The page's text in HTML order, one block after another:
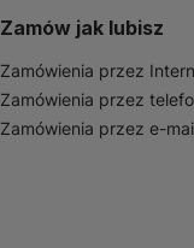
Zamów jak lubisz
Zamówienia przez
Zamówienia przez
Zamówienia przez e-